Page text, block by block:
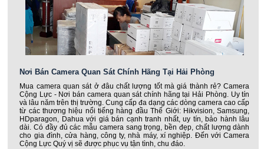
Nơi Bán Camera Quan Sát Chính Hãng Tại Hải Phòng
Mua camera quan sát ở đâu chất lượng tốt mà giá thành rẻ? Camera
Cộng Lực - Nơi bán camera quan sát chính hãng tại Hải Phòng. Uy tín
và lâu năm trên thị trường. Cung cấp đa dạng các dòng camera cao cấp
từ các thương hiệu nổi tiếng hàng đầu Thế Giới: Hikvision, Samsung,
HDparagon, Dahua với giá bán cạnh tranh nhất, uy tín, bảo hành lâu
dài. Có đầy đủ các mẫu camera sang trọng, bền đẹp, chất lượng dành
cho gia đình, cửa hàng, công ty, nhà máy, xí nghiệp. Đến với Camera
Cộng Lực Quý vị sẽ được phục vụ tận tình, chu đáo.